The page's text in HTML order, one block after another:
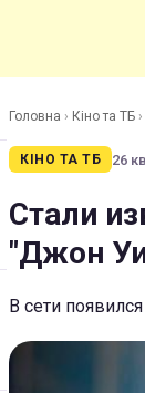
Головна › Кіно та ТБ ›
КІНО ТА ТБ 26
Стали
"Джон
В сети